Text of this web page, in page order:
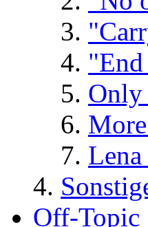
Only
Off-Topic